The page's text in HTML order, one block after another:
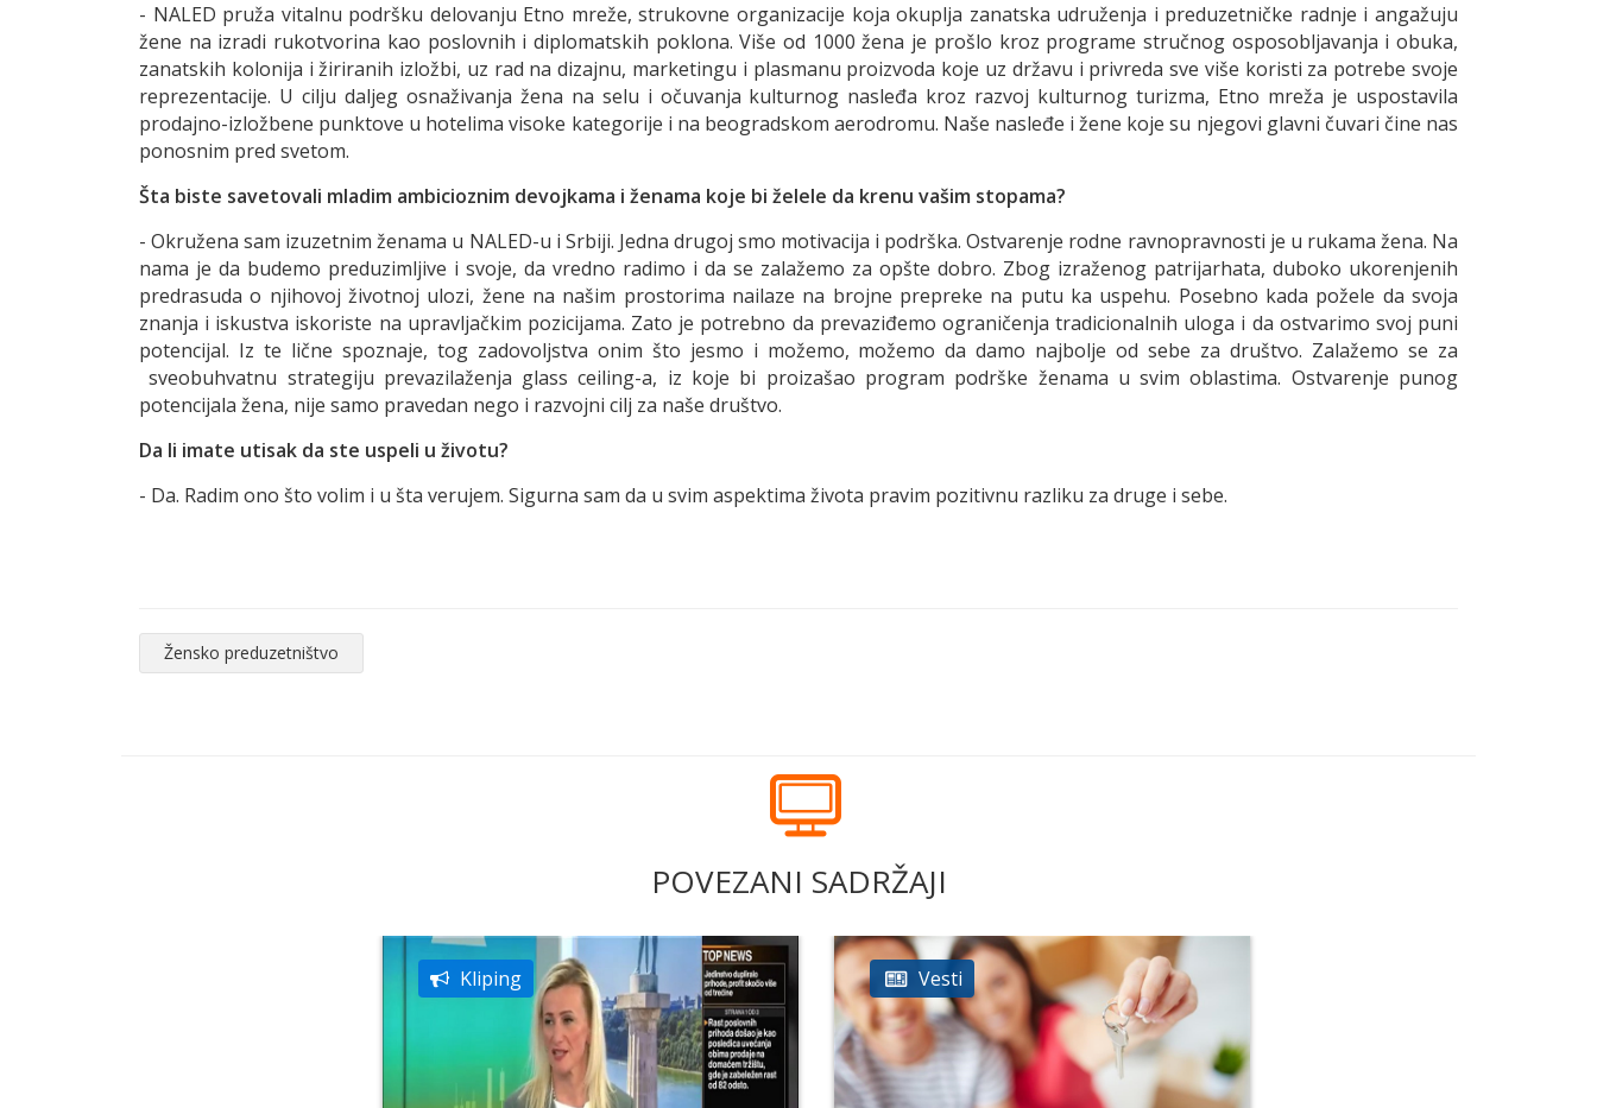
- NALED pruža vitalnu podršku delovanju Etno mreže, strukovne organizacije koja okuplja zanatska udruženja i preduzetničke radnje i angažuju
žene na izradi rukotvorina kao poslovnih i diplomatskih poklona. Više od 1000 žena je prošlo kroz programe stručnog osposobljavanja i obuka,
zanatskih kolonija i žiriranih izložbi, uz rad na dizajnu, marketingu i plasmanu proizvoda koje uz državu i privreda sve više koristi za potrebe svoje
reprezentacije. U cilju daljeg osnaživanja žena na selu i očuvanja kulturnog nasleđa kroz razvoj kulturnog turizma, Etno mreža je uspostavila
prodajno-izložbene punktove u hotelima visoke kategorije i na beogradskom aerodromu. Naše nasleđe i žene koje su njegovi glavni čuvari čine nas
ponosnim pred svetom.
Šta biste savetovali mladim ambicioznim devojkama i ženama koje bi želele da krenu vašim stopama?
- Okružena sam izuzetnim ženama u NALED-u i Srbiji. Jedna drugoj smo motivacija i podrška. Ostvarenje rodne ravnopravnosti je u rukama žena. Na
nama je da budemo preduzimljive i svoje, da vredno radimo i da se zalažemo za opšte dobro. Zbog izraženog patrijarhata, duboko ukorenjenih
predrasuda o njihovoj životnoj ulozi, žene na našim prostorima nailaze na brojne prepreke na putu ka uspehu. Posebno kada požele da svoja
znanja i iskustva iskoriste na upravljačkim pozicijama. Zato je potrebno da prevaziđemo ograničenja tradicionalnih uloga i da ostvarimo svoj puni
potencijal. Iz te lične spoznaje, tog zadovoljstva onim što jesmo i možemo, možemo da damo najbolje od sebe za društvo. Zalažemo se za
sveobuhvatnu strategiju prevazilaženja glass ceiling-a, iz koje bi proizašao program podrške ženama u svim oblastima. Ostvarenje punog
potencijala žena, nije samo pravedan nego i razvojni cilj za naše društvo.
Da li imate utisak da ste uspeli u životu?
- Da. Radim ono što volim i u šta verujem. Sigurna sam da u svim aspektima života pravim pozitivnu razliku za druge i sebe.
Žensko preduzetništvo
POVEZANI SADRŽAJI
Kliping Vesti